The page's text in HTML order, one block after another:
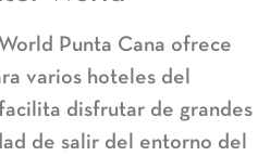
Punta Cana ofrece
varios hoteles del
disfrutar de grandes
de salir del entorno del